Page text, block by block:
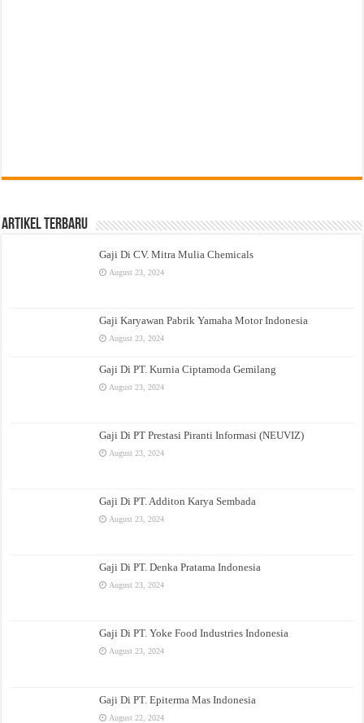
Artikel Terbaru
Gaji Di CV. Mitra Mulia Chemicals
August 23, 2024
Gaji Karyawan Pabrik Yamaha Motor Indonesia
August 23, 2024
Gaji Di PT. Kurnia Ciptamoda Gemilang
August 23, 2024
Gaji Di PT Prestasi Piranti Informasi (NEUVIZ)
August 23, 2024
Gaji Di PT. Additon Karya Sembada
August 23, 2024
Gaji Di PT. Denka Pratama Indonesia
August 23, 2024
Gaji Di PT. Yoke Food Industries Indonesia
August 23, 2024
Gaji Di PT. Epiterma Mas Indonesia
August 22, 2024